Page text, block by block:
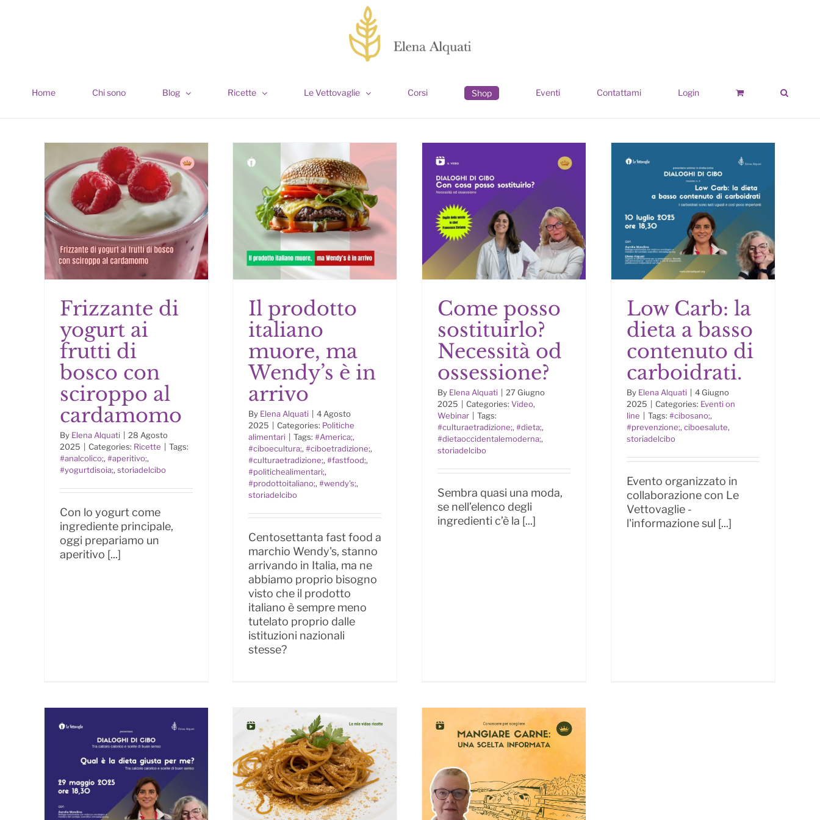
Home Chi sono Blog Ricette Le Vettovaglie Corsi Shop Eventi Contattami Login
Frizzante di yogurt ai
frutti di bosco con
sciroppo al
cardamomo
Frizzante di
yogurt ai
frutti di
bosco con
sciroppo al
cardamomo
By Elena Alquati
28 Agosto
2025
Categories: Ricette
Tags:
#analcolico;, #aperitivo;,
#yogurtdisoia;, storiadelcibo
Con lo yogurt come
ingrediente principale,
oggi prepariamo un
aperitivo [...]
Il prodotto italiano
muore, ma Wendy’s è
in arrivo
Il prodotto
italiano
muore, ma
Wendy’s è in
arrivo
By Elena Alquati
4 Agosto
2025
Categories: Politiche
alimentari
Tags: #America;,
#ciboecultura;, #ciboetradizione;,
#culturaetradizione;, #fastfood;,
#politichealimentari;,
#prodottoitaliano;, #wendy's;,
storiadelcibo
Centosettanta fast food a
marchio Wendy's, stanno
arrivando in Italia, ma ne
abbiamo proprio bisogno
visto che il prodotto
italiano è sempre meno
tutelato proprio dalle
istituzioni nazionali
stesse?
Come posso
sostituirlo? Necessità
od ossessione?
Come posso
sostituirlo?
Necessità od
ossessione?
By Elena Alquati
27 Giugno
2025
Categories: Video,
Webinar
Tags:
#culturaetradizione;, #dieta;,
#dietaoccidentalemoderna;,
storiadelcibo
Sembra quasi una moda,
se nell’elenco degli
ingredienti c’è la [...]
Low Carb: la dieta a
basso contenuto di
carboidrati.
Low Carb: la
dieta a basso
contenuto di
carboidrati.
By Elena Alquati
4 Giugno
2025
Categories: Eventi on
line
Tags: #cibosano;,
#prevenzione;, ciboesalute,
storiadelcibo
Evento organizzato in
collaborazione con Le
Vettovaglie -
l'informazione sul [...]